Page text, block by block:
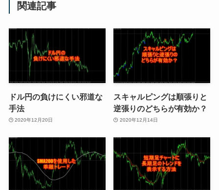
関連記事
ドル円の負けにくい邪道な
手法
2020年12月20日
スキャルピングは順張りと
逆張りのどちらが有効か？
2020年12月14日